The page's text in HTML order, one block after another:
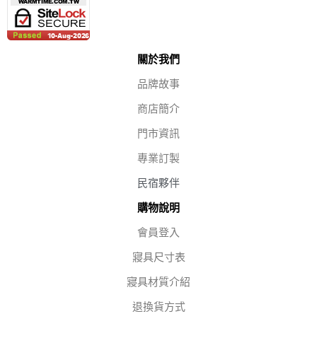
關於我們
品牌故事
商店簡介
門市資訊
專業訂製
民宿夥伴
購物說明
會員登入
寢具尺寸表
寢具材質介紹
退換貨方式